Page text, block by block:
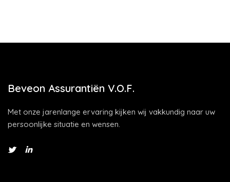
Beveon Assurantiën V.O.F.
Met onze jarenlange ervaring kijken wij vakkundig naar uw
persoonlijke situatie en wensen.